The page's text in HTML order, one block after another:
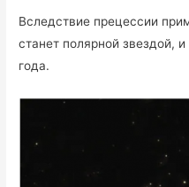
Вследствие прецессии
станет полярной звездой,
года.